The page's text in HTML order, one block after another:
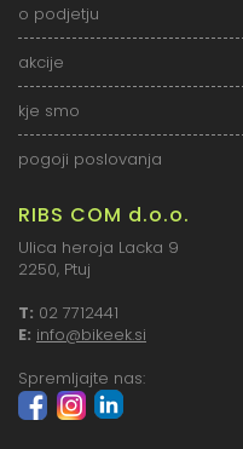
o podjetju
akcije
kje smo
pogoji poslovanja
RIBS COM d.o.o.
Ulica heroja Lacka 9
2250, Ptuj
T: 02 7712441
E: info@bikeek.si
Spremljajte nas: